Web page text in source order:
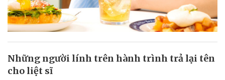
Những người lính trên hành trình trả lại tên
cho liệt sĩ